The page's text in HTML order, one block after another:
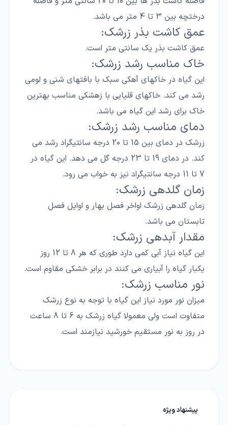
درختچه بین 3 تا 4 متر می باشد.
عمق کاشت بذر زرشک:
عمق کاشت بذر یک سانتی متر است.
خاک مناسب رشد زرشک:
این گیاه در خاکهای آهکی سبک با بافتهای شنی و لومی
رشد می کند. خاکهای قلیایی با زهشکی مناسب بهترین
خاک برای رشد این گیاه می باشد.
دمای مناسب رشد زرشک:
زرشک در دمای بین 15 تا 20 درجه سانتیگراد رشد می
کند. در دمای 19 تا 23 درجه گل می دهد. این گیاه در
7 تا 11 درجه سانتیگراد نیز به خواب می رود.
زمان گلدهی زرشک:
زمان گلدهی زرشک اواخر فصل بهار و اوایل فصل
تابستان می باشد.
مقدار آبدهی زرشک:
این گیاه نیاز آبی کمی دارد طوری که هر 8 تا 12 روز
یکبار گیاه را آبیاری می کنند در برابر خشکی مقاوم است.
نور مناسب زرشک:
میزان نور مورد نیاز این گیاه با توجه به نوع زرشک
متفاوت است ولی معمولا گیاه زرشک به 6 تا 8 ساعت
در روز به نور مستقیم خورشید نیازمند است.
پیشنهاد ویژه